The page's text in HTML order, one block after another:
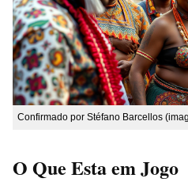
Confirmado por Stéfano Barcellos
O Que Esta em Jogo